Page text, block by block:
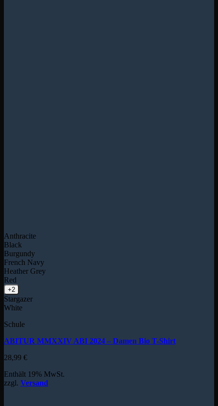
Anthracite
Black
Burgundy
French Navy
Heather Grey
Red
+2
Stargazer
White
Schule
ABITUR MMXXIV ABI 2024 – Damen Bio T-Shirt
28,99 €
Enthält 19% MwSt.
zzgl. Versand